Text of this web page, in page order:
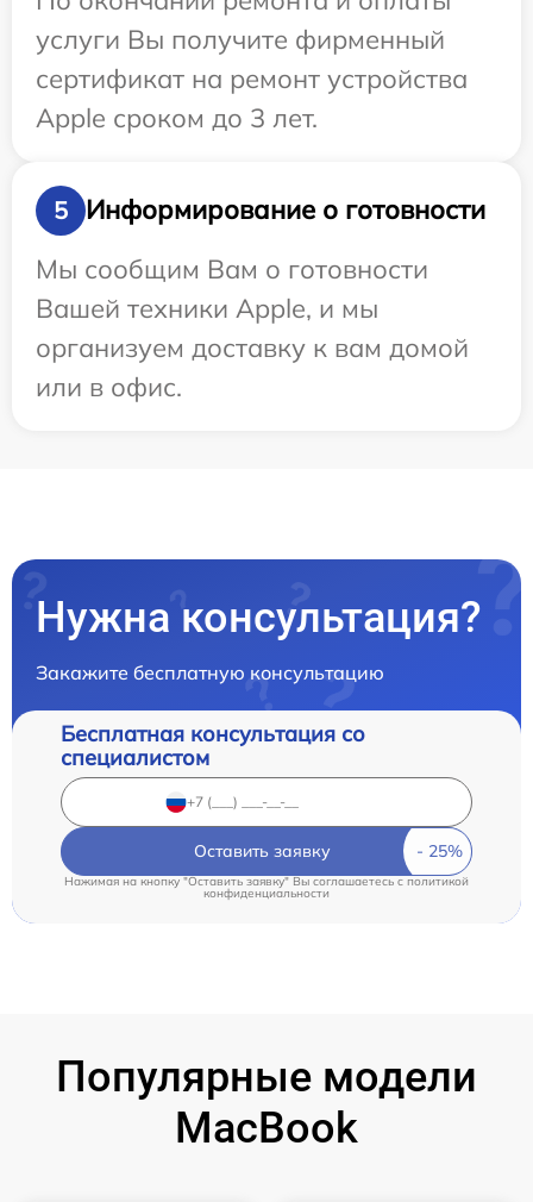
услуги Вы получите фирменный
сертификат на ремонт устройства
Apple сроком до 3 лет.
5
Информирование о готовности
Мы сообщим Вам о готовности
Вашей техники Apple, и мы
организуем доставку к вам домой
или в офис.
Нужна консультация?
Закажите бесплатную консультацию
Бесплатная консультация со
специалистом
Оставить заявку
Нажимая на кнопку "Оставить заявку" Вы соглашаетесь cполитикой
конфиденциальности
Популярные модели
MacBook